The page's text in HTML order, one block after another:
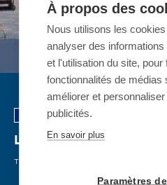
La Pierre Saint Martin
TELESILLA FIJO
À propos des
Nous utilisons les
analyser des
et l'utilisation du site, pour
fonctionnalités de médias
améliorer et
publicités.
En savoir plus
Paramètres